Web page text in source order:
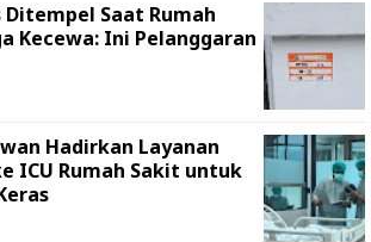
Ditempel Saat Rumah
Kecewa: Ini Pelanggaran
Hadirkan Layanan
ICU Rumah Sakit untuk